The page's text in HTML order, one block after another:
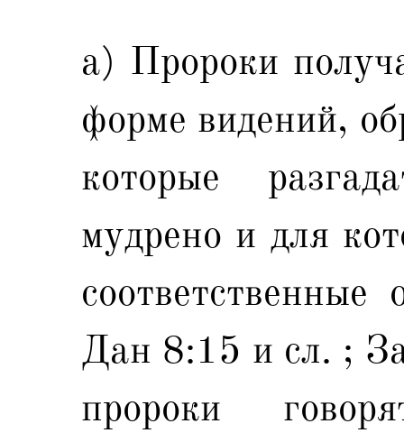
а) Пророки
форме видений,
которые
мудрено и для
Дан 8:15 и сл. ;
пророки